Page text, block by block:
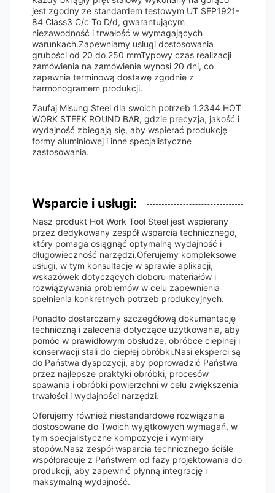
jest zgodny ze standardem testowym UT SEP1921-
84 Class3 C/c To D/d, gwarantującym
niezawodność i trwałość w wymagających
warunkach.Zapewniamy usługi dostosowania
grubości od 20 do 250 mmTypowy czas realizacji
zamówienia na zamówienie wynosi 20 dni, co
zapewnia terminową dostawę zgodnie z
harmonogramem produkcji.
Zaufaj Misung Steel dla swoich potrzeb 1.2344 HOT
WORK STEEK ROUND BAR, gdzie precyzja, jakość i
wydajność zbiegają się, aby wspierać produkcję
formy aluminiowej i inne specjalistyczne
zastosowania.
Wsparcie i usługi:
Nasz produkt Hot Work Tool Steel jest wspierany
przez dedykowany zespół wsparcia technicznego,
który pomaga osiągnąć optymalną wydajność i
długowieczność narzędzi.Oferujemy kompleksowe
usługi, w tym konsultacje w sprawie aplikacji,
wskazówek dotyczących doboru materiałów i
rozwiązywania problemów w celu zapewnienia
spełnienia konkretnych potrzeb produkcyjnych.
Ponadto dostarczamy szczegółową dokumentację
techniczną i zalecenia dotyczące użytkowania, aby
pomóc w prawidłowym obsłudze, obróbce cieplnej i
konserwacji stali do ciepłej obróbki.Nasi eksperci są
do Państwa dyspozycji, aby poprowadzić Państwa
przez najlepsze praktyki obróbki, procesów
spawania i obróbki powierzchni w celu zwiększenia
trwałości i wydajności narzędzi.
Oferujemy również niestandardowe rozwiązania
dostosowane do Twoich wyjątkowych wymagań, w
tym specjalistyczne kompozycje i wymiary
stopów.Nasz zespół wsparcia technicznego ściśle
współpracuje z Państwem od fazy projektowania do
produkcji, aby zapewnić płynną integrację i
maksymalną wydajność.